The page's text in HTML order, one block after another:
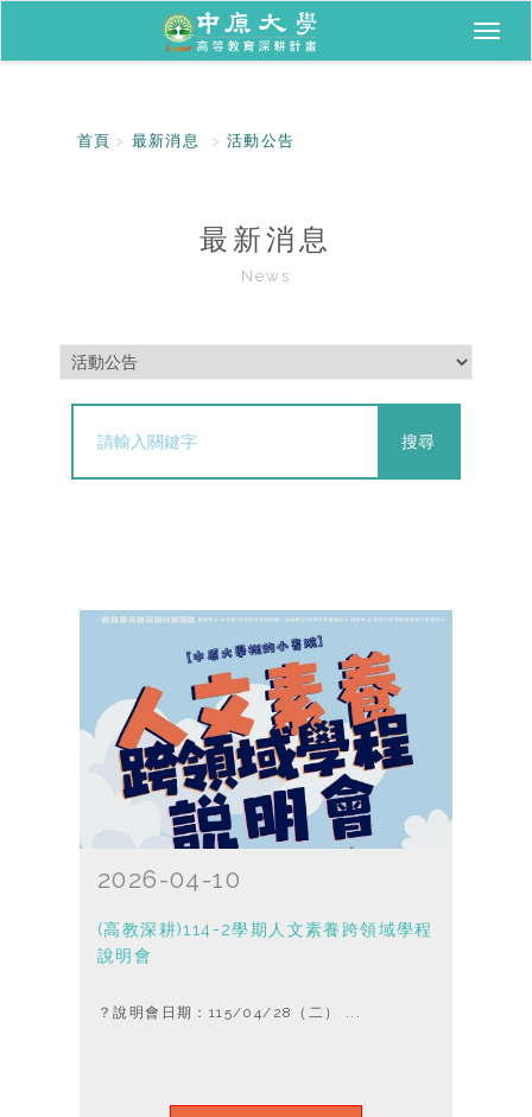
首頁 最新消息 活動公告
最新消息
News
搜尋
2026-04-10
(高教深耕)114-2學期人文素養跨領域學程
說明會
？說明會日期：115/04/28（二） ...